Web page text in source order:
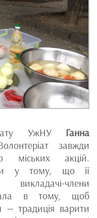
УжНУ Ганна
завжди
міських акцій.
у тому, що її
члени
в тому, щоб
— традиція варити